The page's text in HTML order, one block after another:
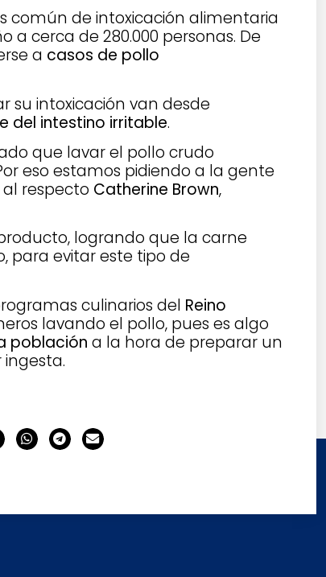
común de intoxicación alimentaria
a cerca de 280.000 personas. De
a casos de pollo
su intoxicación van desde
del intestino irritable.
que lavar el pollo crudo
eso estamos pidiendo a la gente
respecto Catherine Brown,
logrando que la carne
para evitar este tipo de
culinarios del Reino
lavando el pollo, pues es algo
población a la hora de preparar un